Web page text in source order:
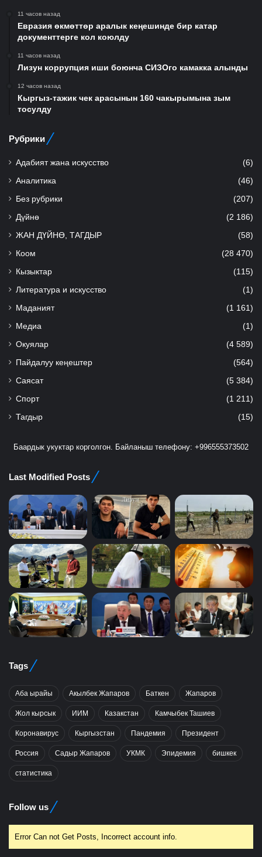
11 часов назад
Евразия өкмөттөр аралык кеңешинде бир катар
документтерге кол коюлду
11 часов назад
Лизун коррупция иши боюнча СИЗОго камакка алынды
12 часов назад
Кыргыз-тажик чек арасынын 160 чакырымына зым
тосулду
Рубрики
Адабият жана искусство (6)
Аналитика (46)
Без рубрики (207)
Дүйнө (2 186)
ЖАН ДҮЙНӨ, ТАГДЫР (58)
Коом (28 470)
Кызыктар (115)
Литература и искусство (1)
Маданият (1 161)
Медиа (1)
Окуялар (4 589)
Пайдалуу кеңештер (564)
Саясат (5 384)
Спорт (1 211)
Тагдыр (15)
Баардык укуктар корголгон. Байланыш телефону: +996555373502
Last Modified Posts
Tags
Аба ырайы Акылбек Жапаров Баткен Жапаров
Жол кырсык ИИМ Казакстан Камчыбек Ташиев
Коронавирус Кыргызстан Пандемия Президент
Россия Садыр Жапаров УКМК Эпидемия бишкек
статистика
Follow us
Error Can not Get Posts, Incorrect account info.